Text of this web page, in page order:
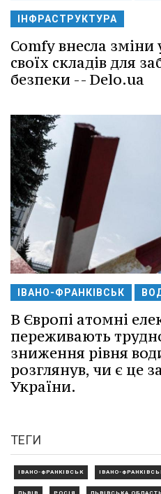
ІНФРАСТРУКТУРА
Comfy внесла зміни
своїх складів для
безпеки -- Delo.ua
ІВАНО-ФРАНКІВСЬК
В Європі атомні
переживають
зниження рівня
розглянув, чи є це
України.
ТЕГИ
ІВАНО-ФРАНКІВСЬК ІВАНО-